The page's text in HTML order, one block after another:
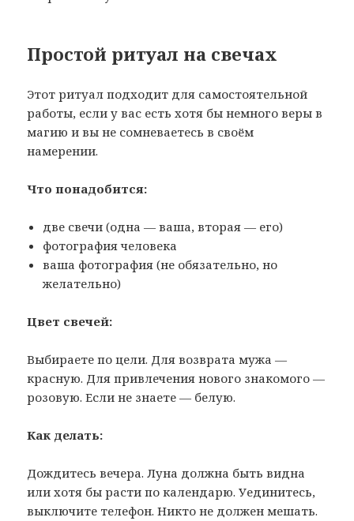
Простой ритуал на свечах
Этот ритуал подходит для самостоятельной
работы, если у вас есть хотя бы немного веры в
магию и вы не сомневаетесь в своём
намерении.
Что понадобится:
две свечи (одна — ваша, вторая — его)
фотография человека
ваша фотография (не обязательно, но
желательно)
Цвет свечей:
Выбираете по цели. Для возврата мужа —
красную. Для привлечения нового знакомого —
розовую. Если не знаете — белую.
Как делать:
Дождитесь вечера. Луна должна быть видна
или хотя бы расти по календарю. Уединитесь,
выключите телефон. Никто не должен мешать.